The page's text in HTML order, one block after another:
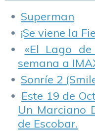
Superman
¡Se viene la
«El Lago
semana a
Sonríe 2
Este 19 de
Un Marciano
de Escobar.